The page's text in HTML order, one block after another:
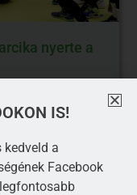
nyerte a
a férfi
negyedikIS!
a
Facebook